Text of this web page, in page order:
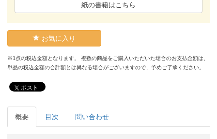
紙の書籍はこちら
お気に入り
※1点の税込金額となります。 複数の商品をご購入いただいた場合のお支払金額は、
単品の税込金額の合計額とは異なる場合がございますので、予めご了承ください。
ポスト
概要 目次 問い合わせ